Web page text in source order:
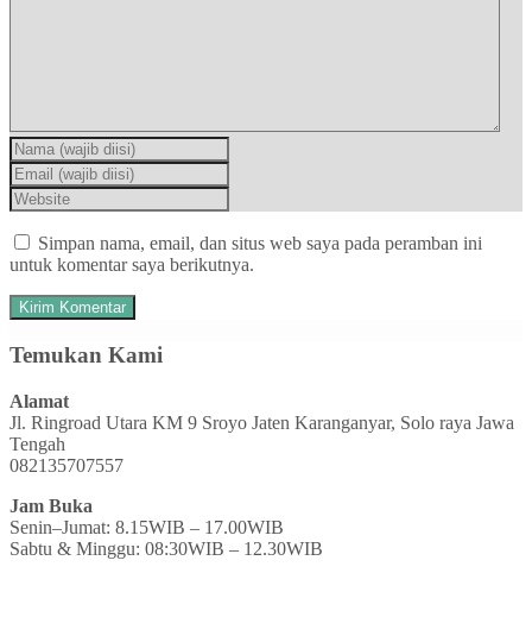
Simpan nama, email, dan situs web saya pada peramban ini
untuk komentar saya berikutnya.
Temukan Kami
Alamat
Jl. Ringroad Utara KM 9 Sroyo Jaten Karanganyar, Solo raya Jawa
Tengah
082135707557
Jam Buka
Senin–Jumat: 8.15WIB – 17.00WIB
Sabtu & Minggu: 08:30WIB – 12.30WIB